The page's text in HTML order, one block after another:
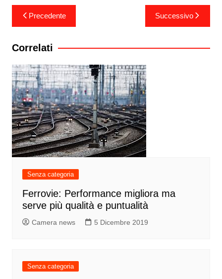
Navigazione
articoli
Precedente Successivo
Correlati
Senza categoria
Ferrovie: Performance migliora ma
serve più qualità e puntualità
Camera news 5 Dicembre 2019
Senza categoria